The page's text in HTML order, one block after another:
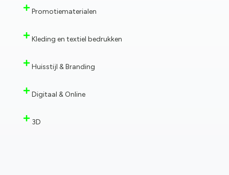
Promotiematerialen
Kleding en textiel bedrukken
Huisstijl & Branding
Digitaal & Online
3D